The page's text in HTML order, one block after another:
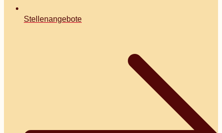
Stellenangebote